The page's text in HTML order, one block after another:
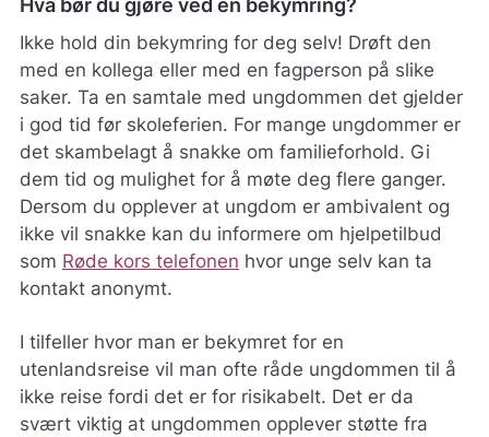
Ikke hold din bekymring for deg selv! Drøft den
med en kollega eller med en fagperson på slike
saker. Ta en samtale med ungdommen det gjelder
i god tid før skoleferien. For mange ungdommer er
det skambelagt å snakke om familieforhold. Gi
dem tid og mulighet for å møte deg flere ganger.
Dersom du opplever at ungdom er ambivalent og
ikke vil snakke kan du informere om hjelpetilbud
som Røde kors telefonen hvor unge selv kan ta
kontakt anonymt.
I tilfeller hvor man er bekymret for en
utenlandsreise vil man ofte råde ungdommen til å
ikke reise fordi det er for risikabelt. Det er da
svært viktig at ungdommen opplever støtte fra